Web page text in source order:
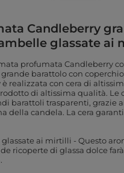
Candleberry
glassate ai
profumata Candleberry
barattolo con
realizzata con cera di
di altissima qualità. Le
barattoli trasparenti, grazie
della candela. La cera
ai mirtilli - Questo
ricoperte di glassa dolce